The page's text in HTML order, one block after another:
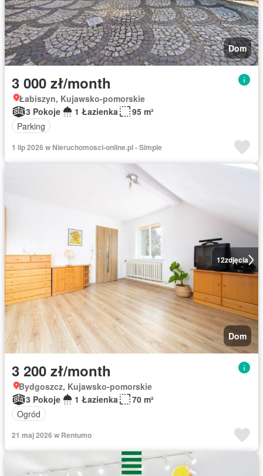
Dom
3 000 zł/month
Łabiszyn, Kujawsko-pomorskie
3 Pokoje
1 Łazienka
95 m²
Parking
1 lip 2026 w Nieruchomosci-online.pl - Simple
12zdjęcia
Dom
3 200 zł/month
Bydgoszcz, Kujawsko-pomorskie
3 Pokoje
1 Łazienka
70 m²
Ogród
21 maj 2026 w Rentumo